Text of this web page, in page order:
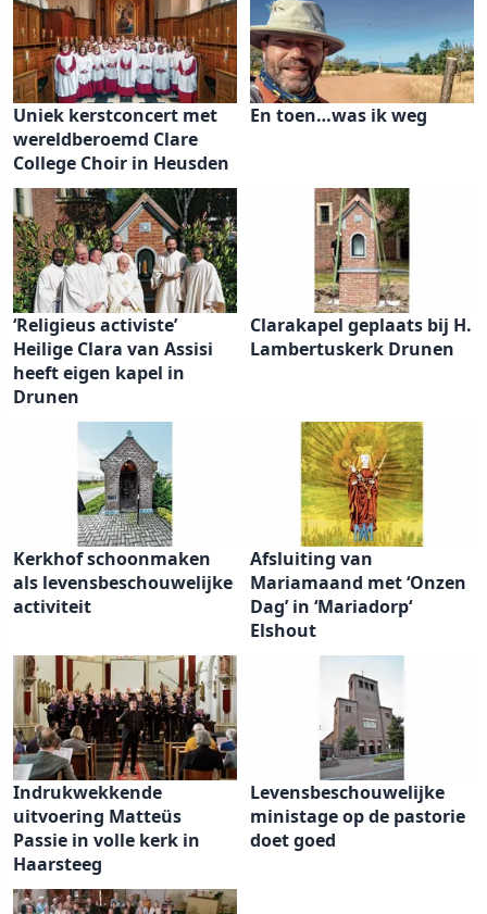
Uniek kerstconcert met
wereldberoemd Clare
College Choir in Heusden
En toen…was ik weg
‘Religieus activiste’
Heilige Clara van Assisi
heeft eigen kapel in
Drunen
Clarakapel geplaats bij H.
Lambertuskerk Drunen
Kerkhof schoonmaken
als levensbeschouwelijke
activiteit
Afsluiting van
Mariamaand met ‘Onzen
Dag’ in ‘Mariadorp‘
Elshout
Indrukwekkende
uitvoering Matteüs
Passie in volle kerk in
Haarsteeg
Levensbeschouwelijke
ministage op de pastorie
doet goed